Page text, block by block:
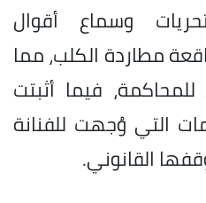
وسماع أقوال
مطاردة الكلب، مما
فيما أثبتت
التي وُجهت للفنانة
القانوني.